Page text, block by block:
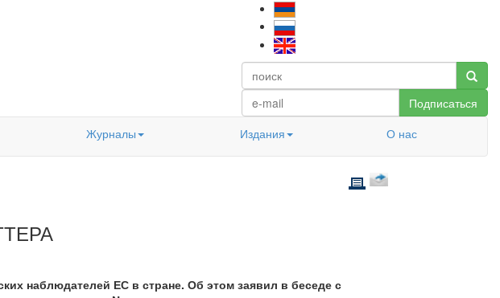
Подписаться
Журналы Издания О нас
наблюдателей ЕС в стране. Об этом заявил в беседе с